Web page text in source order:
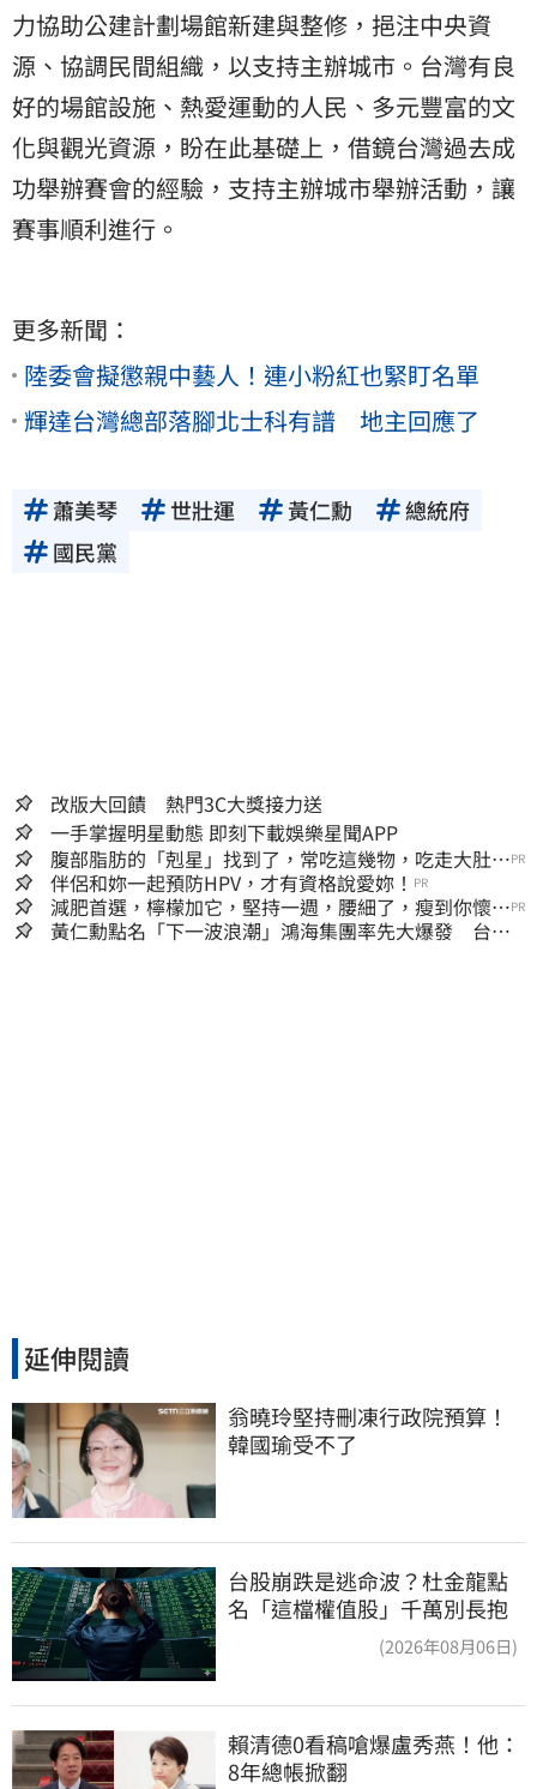
力協助公建計劃場館新建與整修，挹注中央資
源、協調民間組織，以支持主辦城市。台灣有良
好的場館設施、熱愛運動的人民、多元豐富的文
化與觀光資源，盼在此基礎上，借鏡台灣過去成
功舉辦賽會的經驗，支持主辦城市舉辦活動，讓
賽事順利進行。
更多新聞：
陸委會擬懲親中藝人！連小粉紅也緊盯名單
輝達台灣總部落腳北士科有譜 地主回應了
蕭美琴 世壯運 黃仁勳
總統府
國民黨
改版大回饋 熱門3C大獎接力送
一手掌握明星動態 即刻下載娛樂星聞APP
腹部脂肪的「剋星」找到了，常吃這幾物，吃走大肚
囊，瘦出小蠻腰
PR
伴侶和妳一起預防HPV，才有資格說愛妳！ PR
減肥首選，檸檬加它，堅持一週，腰細了，瘦到你懷疑
人生
PR
黃仁勳點名「下一波浪潮」鴻海集團率先大爆發 台股
延伸閱讀
翁曉玲堅持刪凍行政院預算！
韓國瑜受不了
台股崩跌是逃命波？杜金龍點
名「這檔權值股」千萬別長抱
(2026年08月06日)
賴清德0看稿嗆爆盧秀燕！他：
8年總帳掀翻